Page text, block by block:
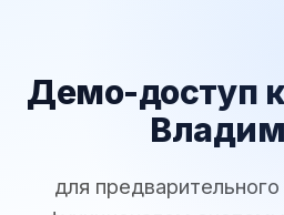
Демо-доступ
для